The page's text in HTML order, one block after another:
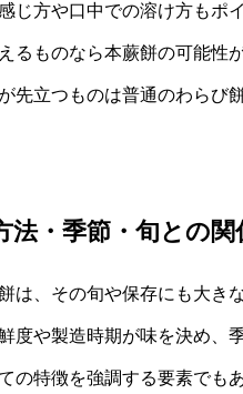
じ方や口中での溶け方もポ
るものなら本蕨餅の可能性
先立つものは普通のわらび
法・季節・旬との関
は、その旬や保存にも大き
度や製造時期が味を決め、
の特徴を強調する要素でも